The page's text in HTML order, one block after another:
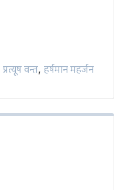
प्रत्यूष वन्त, हर्षमान महर्जन